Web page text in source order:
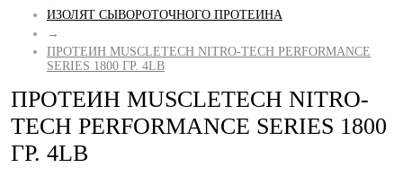
ИЗОЛЯТ CЫВОРОТОЧНОГО ПРОТЕИНА
→
ПРОТЕИН MUSCLETECH NITRO-TECH PERFORMANCE
SERIES 1800 ГР. 4LB
ПРОТЕИН MUSCLETECH NITRO-
TECH PERFORMANCE SERIES 1800
ГР. 4LB